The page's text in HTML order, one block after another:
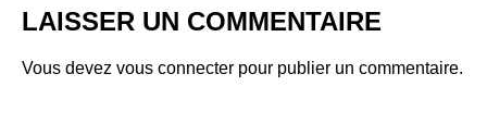
LAISSER UN COMMENTAIRE
Vous devez vous connecter pour publier un commentaire.